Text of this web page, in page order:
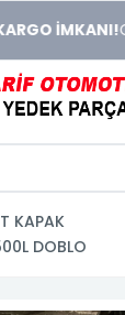
İMKANI!
KAPAK
DOBLO